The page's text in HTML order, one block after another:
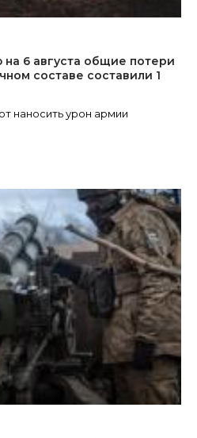
6 августа общие потери
составе составили 1
наносить урон армии